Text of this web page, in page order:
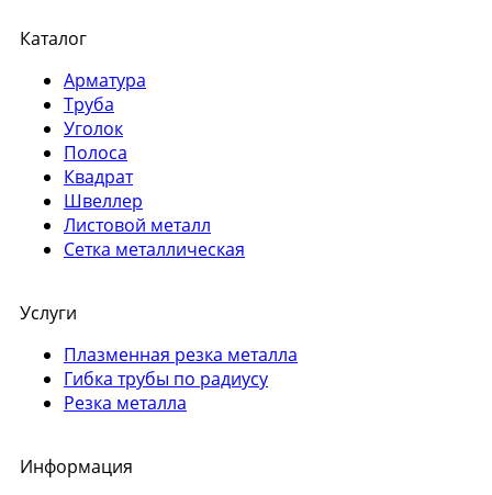
Каталог
Арматура
Труба
Уголок
Полоса
Квадрат
Швеллер
Листовой металл
Сетка металлическая
Услуги
Плазменная резка металла
Гибка трубы по радиусу
Резка металла
Информация